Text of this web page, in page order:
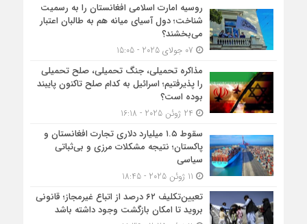
روسیه امارت اسلامی افغانستان را به رسمیت
شناخت؛ دول آسیای میانه هم به طالبان اعتبار
می‎‌بخشند؟
مذاکره تحمیلی، جنگ تحمیلی، صلح تحمیلی
را پذیرفتیم؛ اسرائیل به کدام صلح تاکنون پایبند
بوده است؟
سقوط ۱.۵ میلیارد دلاری تجارت افغانستان و
پاکستان؛ نتیجه مشکلات مرزی و بی‌ثباتی
سیاسی
تعیین‌تکلیف ۶۲ درصد از اتباع غیرمجاز؛ قانونی
بروید تا امکان بازگشت وجود داشته باشد